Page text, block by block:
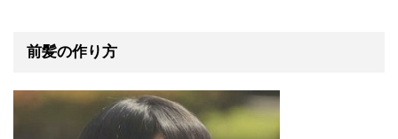
前髪の作り方